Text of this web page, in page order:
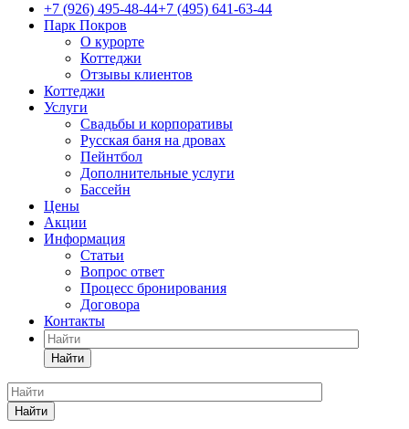
+7 (926) 495-48-44+7 (495) 641-63-44
Парк Покров
О курорте
Коттеджи
Отзывы клиентов
Коттеджи
Услуги
Свадьбы и корпоративы
Русская баня на дровах
Пейнтбол
Дополнительные услуги
Бассейн
Цены
Акции
Информация
Статьи
Вопрос ответ
Процесс бронирования
Договора
Контакты
Найти
Найти